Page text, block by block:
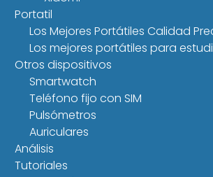
Portatil
Los Mejores Portátiles Calidad
Los mejores portátiles para
Otros dispositivos
Smartwatch
Teléfono fijo con SIM
Pulsómetros
Auriculares
Análisis
Tutoriales